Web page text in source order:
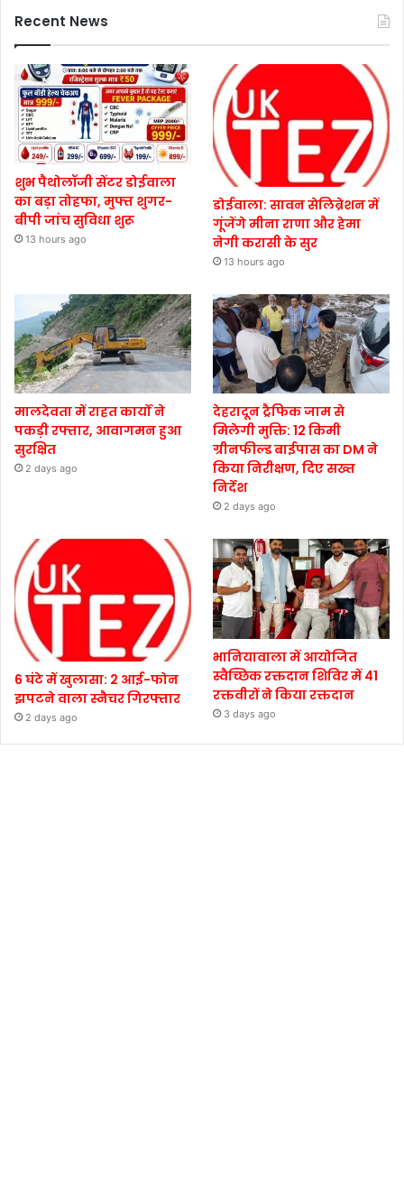
Recent News
शुभ पैथोलॉजी सेंटर डोईवाला
का बड़ा तोहफा, मुफ्त शुगर-
बीपी जांच सुविधा शुरू
13 hours ago
डोईवाला: सावन सेलिब्रेशन में
गूंजेंगे मीना राणा और हेमा
नेगी करासी के सुर
13 hours ago
मालदेवता में राहत कार्यों ने
पकड़ी रफ्तार, आवागमन हुआ
सुरक्षित
2 days ago
देहरादून ट्रैफिक जाम से
मिलेगी मुक्ति: 12 किमी
ग्रीनफील्ड बाईपास का DM ने
किया निरीक्षण, दिए सख्त
निर्देश
2 days ago
6 घंटे में खुलासा: 2 आई-फोन
झपटने वाला स्नैचर गिरफ्तार
2 days ago
भानियावाला में आयोजित
स्वैच्छिक रक्तदान शिविर में 41
रक्तवीरों ने किया रक्तदान
3 days ago